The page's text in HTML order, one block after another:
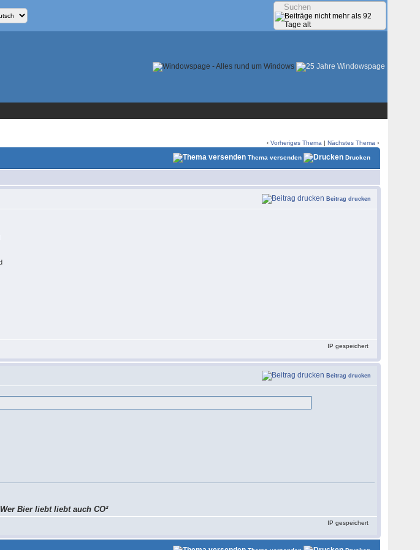
‹Vorheriges Thema |Nächstes Thema ›
Thema versenden Drucken
Beitrag drucken
IP gespeichert
Beitrag drucken
Wer Bier liebt liebt auch CO²
IP gespeichert